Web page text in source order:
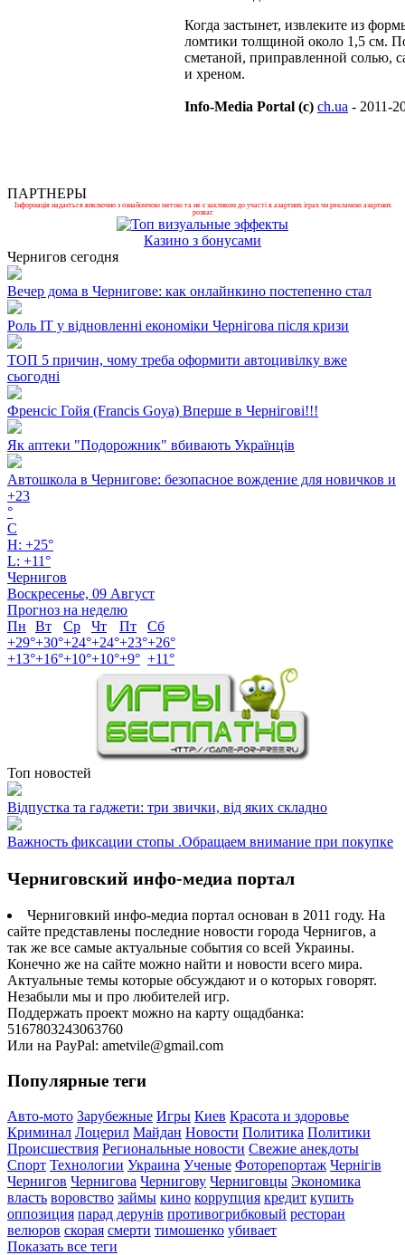
Когда застынет, извлеките из
ломтики толщиной около 1,5 см.
сметаной, приправленной солью,
и хреном.
Info-Media Portal (c) ch.ua - 2011-
ПАРТНЕРЫ
Інформація надається виключно з ознайомчою метою та не є закликом до участі в азартних іграх чи рекламою азартних
розваг.
Казино з бонусами
Чернигов сегодня
Вечер дома в Чернигове: как онлайнкино постепенно стал
Роль ІТ у відновленні економіки Чернігова після кризи
ТОП 5 причин, чому треба оформити автоцивілку вже
сьогодні
Френсіс Гойя (Francis Goya) Вперше в Чернігові!!!
Як аптеки "Подорожник" вбивають Українців
Автошкола в Чернигове: безопасное вождение для новичков и
+23
°
C
H: +25°
L: +11°
Чернигов
Воскресенье, 09 Август
Прогноз на неделю
Пн
Вт Ср Чт Пт
Сб
+29°+30°+24°+24°+23°+26°
+13°+16°+10°+10°+9° +11°
Топ новостей
Відпустка та гаджети: три звички, від яких складно
Важность фиксации стопы .Обращаем внимание при покупке
Черниговский инфо-медиа портал
Черниговкий инфо-медиа портал основан в 2011 году. На
сайте представлены последние новости города Чернигов, а
так же все самые актуальные события со всей Украины.
Конечно же на сайте можно найти и новости всего мира.
Актуальные темы которые обсуждают и о которых говорят.
Незабыли мы и про любителей игр.
Поддержать проект можно на карту ощадбанка:
5167803243063760
Или на PayPal: ametvile@gmail.com
Популярные теги
Авто-мото Зарубежные Игры Киев Красота и здоровье
Криминал Лоцерил Майдан Новости Политика Политики
Происшествия Региональные новости Свежие анекдоты
Спорт Технологии Украина Ученые Фоторепортаж Чернігів
Чернигов Чернигова Чернигову Черниговцы Экономика
власть воровство займы кино коррупция кредит купить
оппозиция парад дерунів противогрибковый ресторан
велюров скорая смерти тимошенко убивает
Показать все теги